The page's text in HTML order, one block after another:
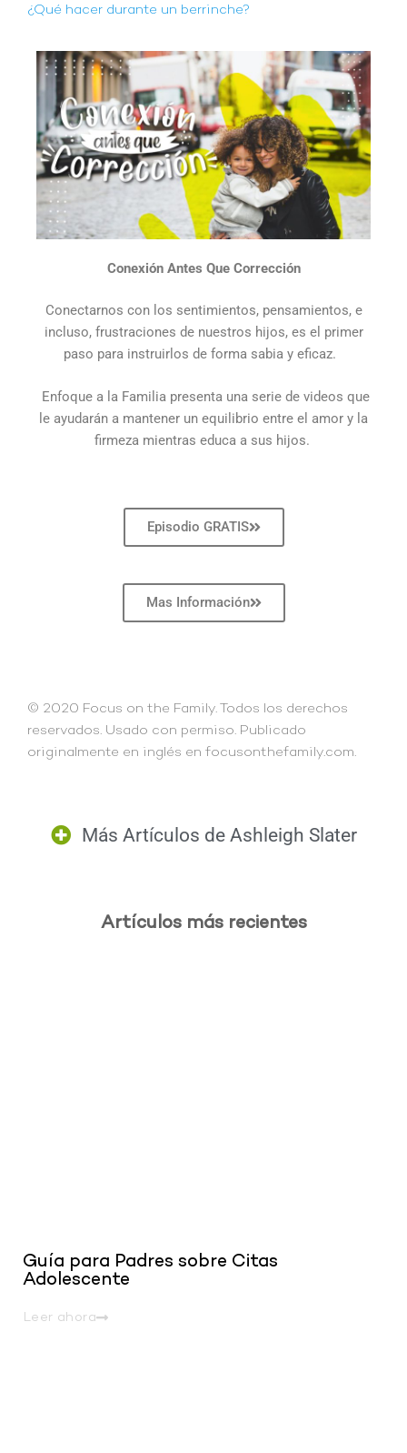
¿Qué hacer durante un berrinche?
Conexión Antes Que Corrección
Conectarnos con los sentimientos, pensamientos, e
incluso, frustraciones de nuestros hijos, es el primer
paso para instruirlos de forma sabia y eficaz.
Enfoque a la Familia presenta una serie de videos que
le ayudarán a mantener un equilibrio entre el amor y la
firmeza mientras educa a sus hijos.
Episodio GRATIS
Mas Información
© 2020 Focus on the Family. Todos los derechos
reservados. Usado con permiso. Publicado
originalmente en inglés en focusonthefamily.com.
Más Artículos de Ashleigh Slater
Artículos más recientes
Guía para Padres sobre Citas
Adolescente
Leer ahora